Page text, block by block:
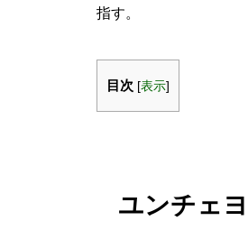
指す。
目次 [表示]
ユンチェ